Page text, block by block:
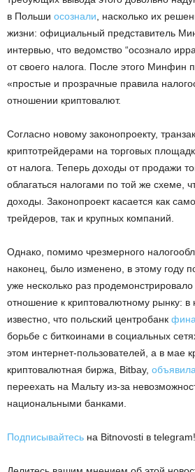
в Польши осознали , насколько их
жизни: официальный представитель
интервью, что ведомство “осознало
от своего налога. После этого Минфин
«простые и прозрачные правила
отношении криптовалют.
Согласно новому законопроекту,
криптотрейдерами на торговых
от налога. Теперь доходы от продажи
облагаться налогами по той же схеме,
доходы. Законопроект касается как
трейдеров, так и крупных компаний.
Однако, помимо чрезмерного
наконец, было изменено, в этому году
уже несколько раз продемонстрировало
отношение к криптовалютному рынку: в
известно, что польский центробанк
борьбе с биткоинами в социальных
этом интернет-пользователей, а в мае
криптовалютная биржа, Bitbay, объявила
переехать на Мальту из-за
национальными банками.
Подписывайтесь на Bitnovosti в telegram!